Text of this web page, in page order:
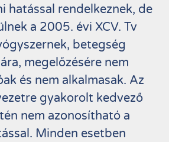
hatással rendelkeznek, de
a 2005. évi XCV. Tv
betegség
megelőzésére nem
és nem alkalmasak. Az
gyakorolt kedvező
nem azonosítható a
Minden esetben